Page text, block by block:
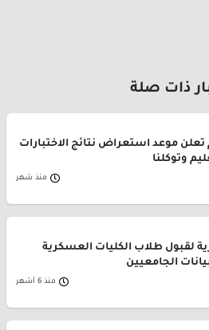
ذات صلة
تعلن موعد استعراض نتائج الاختبارات
وتوكلنا
منذ شهر
لقبول طلاب الكليات العسكرية
الجامعيين
منذ 6 أشهر